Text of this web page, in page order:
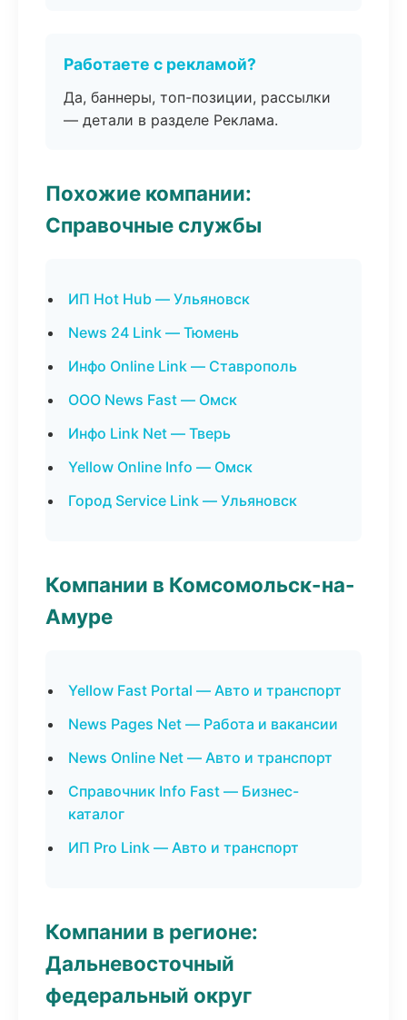
Работаете с рекламой?
Да, баннеры, топ-позиции, рассылки
— детали в разделе Реклама.
Похожие компании:
Справочные службы
ИП Hot Hub — Ульяновск
News 24 Link — Тюмень
Инфо Online Link — Ставрополь
ООО News Fast — Омск
Инфо Link Net — Тверь
Yellow Online Info — Омск
Город Service Link — Ульяновск
Компании в Комсомольск-на-
Амуре
Yellow Fast Portal — Авто и транспорт
News Pages Net — Работа и вакансии
News Online Net — Авто и транспорт
Справочник Info Fast — Бизнес-
каталог
ИП Pro Link — Авто и транспорт
Компании в регионе:
Дальневосточный
федеральный округ